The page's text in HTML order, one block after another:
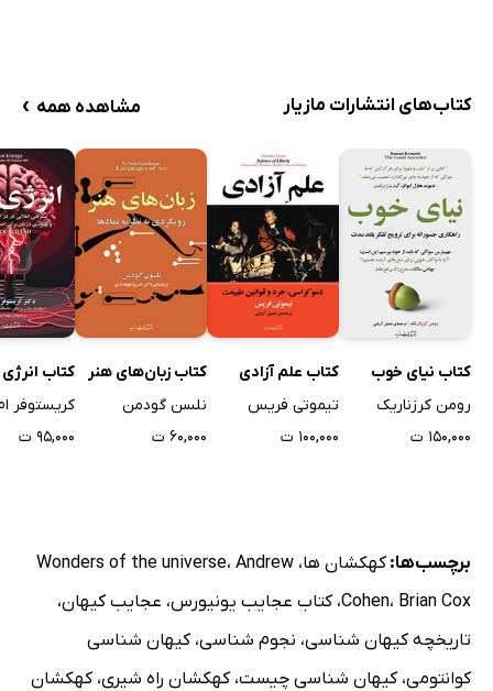
گذر زمان
ساعت کهکشانی
حیات باستان
اندازه‌گیری زمان
پیکان زمان
نظم در بی‌نظمی
انتروپی در عمل
پیکان زمان
چرخه زندگی کیهان
حیات کیهان
نمایه
کتاب‌های انتشارات مازیار مشاهده همه ›
کتاب نیای خوب
رومن کرزناریک
۱۵۰,۰۰۰ ت
کتاب علم آزادی
تیموتی فریس
۱۰۰,۰۰۰ ت
کتاب زبان‌های هنر
نلسن گودمن
۶۰,۰۰۰ ت
کتاب
کریستوفر
۹۵,۰۰۰ ت
برچسب‌ها:کهکشان ها، Wonders of the universe، Andrew
Cohen، Brian Cox ،کتاب عجایب یونیورس، عجایب کیهان،
تاریخچه کیهان شناسی، نجوم شناسی،کیهان شناسی
کوانتومی،کیهان شناسی چیست،کهکشان راه شیری،کهکشان